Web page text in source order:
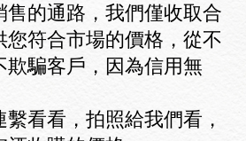
售的通路，我們僅收取合
您符合市場的價格，從不
欺騙客戶，因為信用無
看看，拍照給我們看，